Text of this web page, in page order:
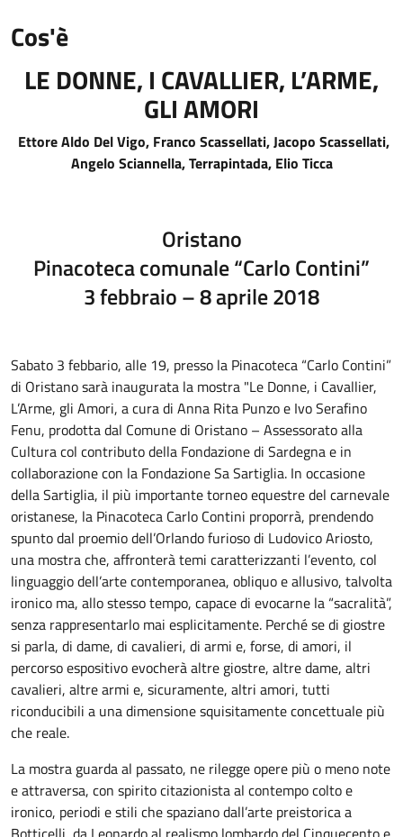
Cos'è
LE DONNE, I CAVALLIER, L’ARME,
GLI AMORI
Ettore Aldo Del Vigo, Franco Scassellati, Jacopo Scassellati,
Angelo Sciannella, Terrapintada, Elio Ticca
Oristano
Pinacoteca comunale “Carlo Contini”
3 febbraio – 8 aprile 2018
Sabato 3 febbario, alle 19, presso la Pinacoteca “Carlo Contini”
di Oristano sarà inaugurata la mostra "Le Donne, i Cavallier,
L’Arme, gli Amori, a cura di Anna Rita Punzo e Ivo Serafino
Fenu, prodotta dal Comune di Oristano – Assessorato alla
Cultura col contributo della Fondazione di Sardegna e in
collaborazione con la Fondazione Sa Sartiglia. In occasione
della Sartiglia, il più importante torneo equestre del carnevale
oristanese, la Pinacoteca Carlo Contini proporrà, prendendo
spunto dal proemio dell’Orlando furioso di Ludovico Ariosto,
una mostra che, affronterà temi caratterizzanti l’evento, col
linguaggio dell’arte contemporanea, obliquo e allusivo, talvolta
ironico ma, allo stesso tempo, capace di evocarne la “sacralità”,
senza rappresentarlo mai esplicitamente. Perché se di giostre
si parla, di dame, di cavalieri, di armi e, forse, di amori, il
percorso espositivo evocherà altre giostre, altre dame, altri
cavalieri, altre armi e, sicuramente, altri amori, tutti
riconducibili a una dimensione squisitamente concettuale più
che reale.
La mostra guarda al passato, ne rilegge opere più o meno note
e attraversa, con spirito citazionista al contempo colto e
ironico, periodi e stili che spaziano dall’arte preistorica a